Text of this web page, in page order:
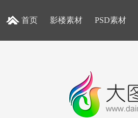
首页 影楼素材 PSD素材